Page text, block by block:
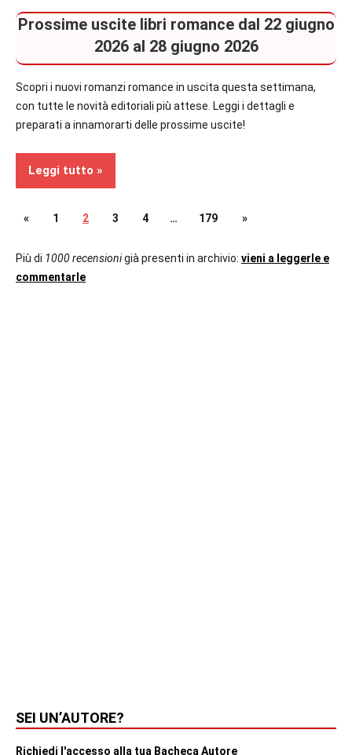
Prossime uscite libri romance dal 22 giugno
2026 al 28 giugno 2026
Scopri i nuovi romanzi romance in uscita questa settimana,
con tutte le novità editoriali più attese. Leggi i dettagli e
preparati a innamorarti delle prossime uscite!
Leggi tutto
Contemporary
Prossime
Paginazione
degli
«Articolo
1 2 3 4 … 179
Articolo
»
Più di 1000 recensionigià presenti in archivio: vieni a leggerle e
commentarle
SEI UN’AUTORE?
Richiedi l'accesso alla tua Bacheca Autore